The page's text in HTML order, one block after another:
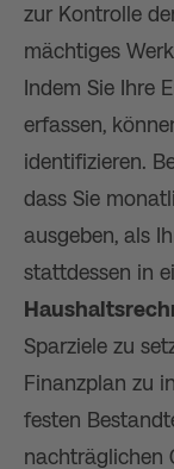
zur Kontrolle
mächtiges
Indem Sie Ihre
erfassen,
identifizieren.
dass Sie
ausgeben, als
stattdessen in
Sparziele zu
Finanzplan zu
festen
nachträglichen